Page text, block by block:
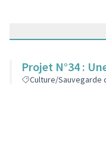
Projet N°34 :
Culture/Sauvegarde